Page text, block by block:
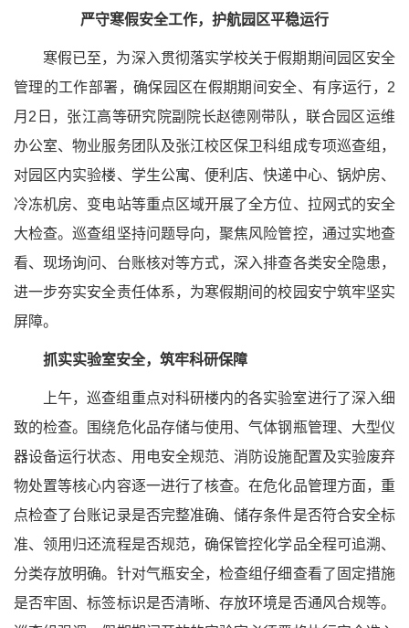
严守寒假安全工作，护航园区平稳运行
寒假已至，为深入贯彻落实学校关于假期期间园区安全
管理的工作部署，确保园区在假期期间安全、有序运行，2
月2日，张江高等研究院副院长赵德刚带队，联合园区运维
办公室、物业服务团队及张江校区保卫科组成专项巡查组，
对园区内实验楼、学生公寓、便利店、快递中心、锅炉房、
冷冻机房、变电站等重点区域开展了全方位、拉网式的安全
大检查。巡查组坚持问题导向，聚焦风险管控，通过实地查
看、现场询问、台账核对等方式，深入排查各类安全隐患，
进一步夯实安全责任体系，为寒假期间的校园安宁筑牢坚实
屏障。
抓实实验室安全，筑牢科研保障
上午，巡查组重点对科研楼内的各实验室进行了深入细
致的检查。围绕危化品存储与使用、气体钢瓶管理、大型仪
器设备运行状态、用电安全规范、消防设施配置及实验废弃
物处置等核心内容逐一进行了核查。在危化品管理方面，重
点检查了台账记录是否完整准确、储存条件是否符合安全标
准、领用归还流程是否规范，确保管控化学品全程可追溯、
分类存放明确。针对气瓶安全，检查组仔细查看了固定措施
是否牢固、标签标识是否清晰、存放环境是否通风合规等。